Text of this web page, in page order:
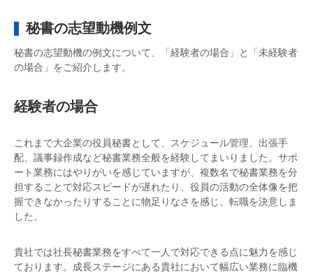
秘書の志望動機例文
秘書の志望動機の例文について、「経験者の場合」と「未経験者
の場合」をご紹介します。
経験者の場合
これまで大企業の役員秘書として、スケジュール管理、出張手
配、議事録作成など秘書業務全般を経験してまいりました。サポ
ート業務にはやりがいを感じていますが、複数名で秘書業務を分
担することで対応スピードが遅れたり、役員の活動の全体像を把
握できなかったりすることに物足りなさを感じ、転職を決意しま
した。
貴社では社長秘書業務をすべて一人で対応できる点に魅力を感じ
ております。成長ステージにある貴社において幅広い業務に臨機